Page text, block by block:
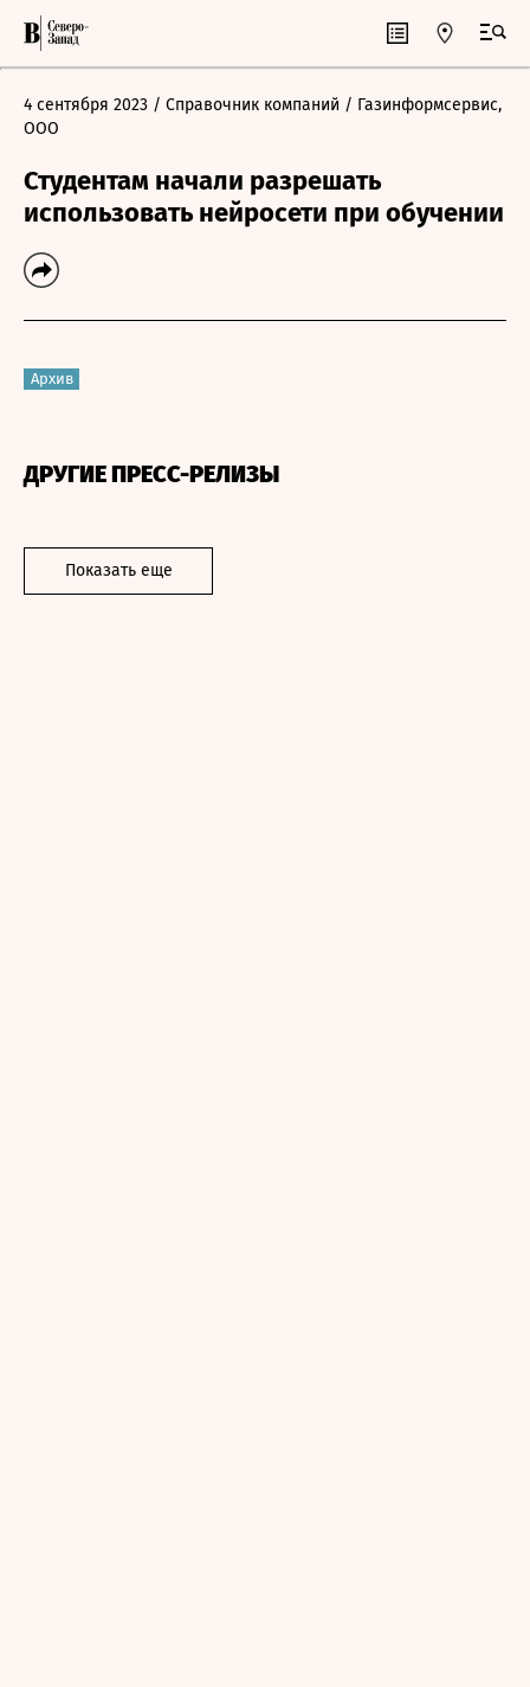
4 сентября 2023 / Справочник компаний / Газинформсервис,
ООО
Студентам начали разрешать
использовать нейросети при обучении
Архив
ДРУГИЕ ПРЕСС-РЕЛИЗЫ
Показать еще